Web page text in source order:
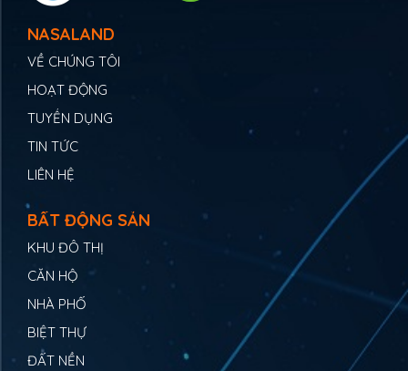
NASALAND
VỀ CHÚNG TÔI
HOẠT ĐỘNG
TUYỂN DỤNG
TIN TỨC
LIÊN HỆ
BẤT ĐỘNG SẢN
KHU ĐÔ THỊ
CĂN HỘ
NHÀ PHỐ
BIỆT THỰ
ĐẤT NỀN